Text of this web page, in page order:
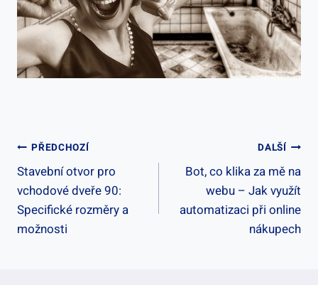
Navigace
Pro
Příspěvek
PŘEDCHOZÍ
Stavební otvor pro
vchodové dveře 90:
Specifické rozměry a
možnosti
DALŠÍ
Bot, co klika za mě na
webu – Jak využít
automatizaci při online
nákupech